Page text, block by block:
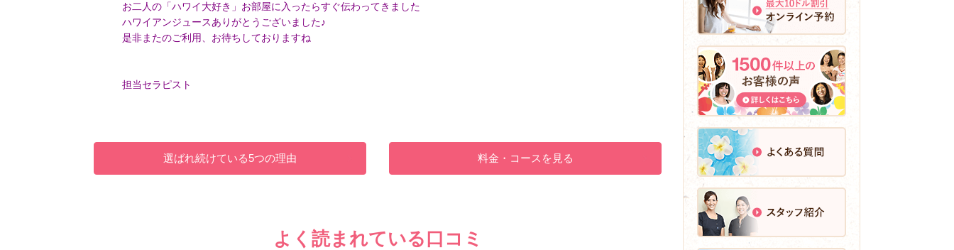
お二人の「ハワイ大好き」お部屋に入ったらすぐ伝わってきました
ハワイアンジュースありがとうございました♪
是非またのご利用、お待ちしておりますね
担当セラピスト
選ばれ続けている5つの理由 料金・コースを見る
よく読まれている口コミ